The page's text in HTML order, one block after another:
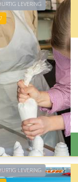
LEVERING
LEVERING